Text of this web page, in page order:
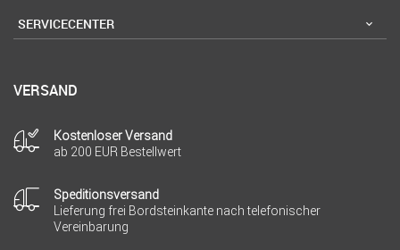
SERVICECENTER
VERSAND
Kostenloser Versand
ab 200 EUR Bestellwert
Speditionsversand
Lieferung frei Bordsteinkante nach telefonischer
Vereinbarung